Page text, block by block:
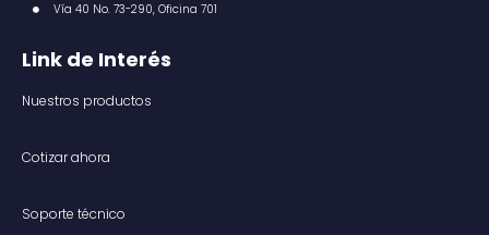
Vía 40 No. 73-290, Oficina 701
Link de Interés
Nuestros productos
Cotizar ahora
Soporte técnico